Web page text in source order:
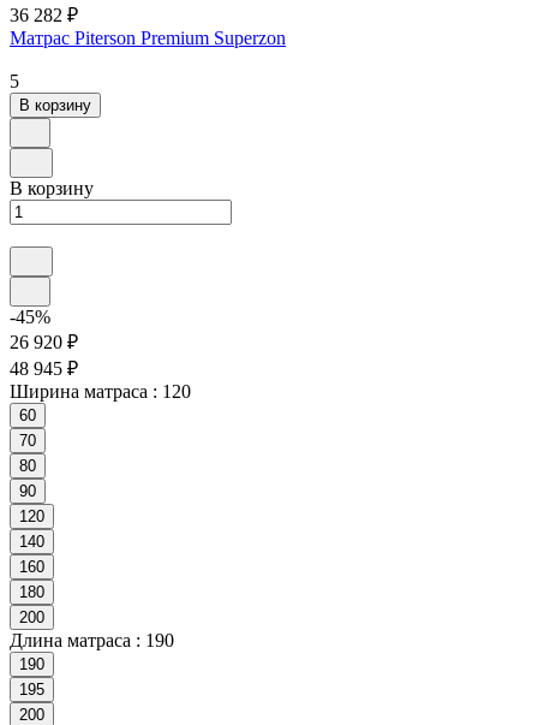
36 282 ₽
Матрас Piterson Premium Superzon
5
В корзину
В корзину
-45%
26 920 ₽
48 945 ₽
Ширина матраса : 120
60
70
80
90
120
140
160
180
200
Длина матраса : 190
190
195
200